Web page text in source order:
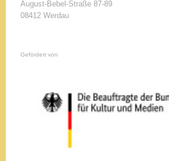
August-Bebel-Straße 87-89
08412 Werdau
Gefördert von